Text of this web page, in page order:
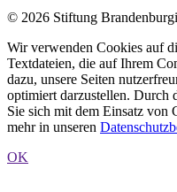
© 2026 Stiftung
Wir verwenden Cookies auf
Textdateien, die auf Ihrem
dazu, unsere Seiten
optimiert darzustellen. Durch
Sie sich mit dem Einsatz von
mehr in unseren
OK